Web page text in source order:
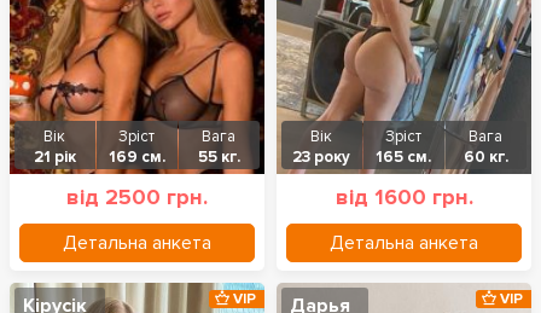
Вік
21 рік
Зріст
169 см.
Вага
55 кг.
від 2500 грн.
Детальна анкета
Вік
23 року
Зріст
165 см.
Вага
60 кг.
від 1600 грн.
Детальна анкета
Кірусік VIP Дарья VIP